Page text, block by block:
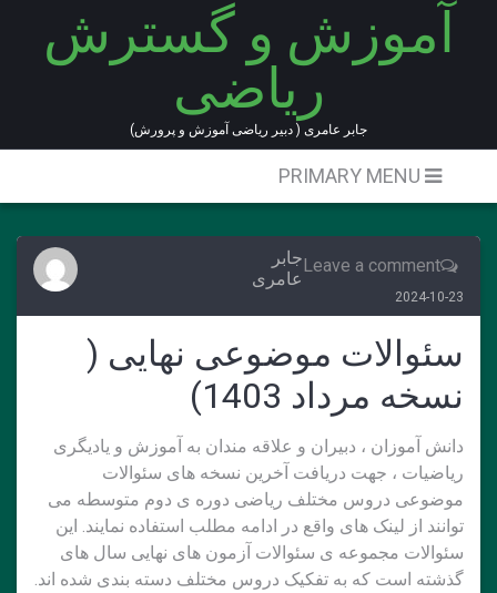
آموزش و گسترش
ریاضی
جابر عامری ( دبیر ریاضی آموزش و پرورش)
Leave a commentجابر
عامری
2024-10-23
سئوالات موضوعی نهایی (
نسخه مرداد 1403)
دانش آموزان ، دبیران و علاقه مندان به آموزش و یادیگری
ریاضیات ، جهت دریافت آخرین نسخه های سئوالات
موضوعی دروس مختلف ریاضی دوره ی دوم متوسطه می
توانند از لینک های واقع در ادامه مطلب استفاده نمایند. این
سئوالات مجموعه ی سئوالات آزمون های نهایی سال های
گذشته است که به تفکیک دروس مختلف دسته بندی شده اند.